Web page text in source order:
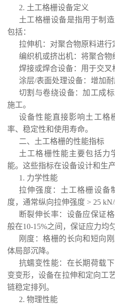
2. 土工格栅设备定义
土工格栅设备是指用于制
包括：
拉伸机：对聚合物原料进行
编织机或挤出机：将聚合物
焊接或焊合设备：用于交叉
涂层/表面处理设备：增加耐
切割与卷绕设备：加工成
施工。
设备性能直接影响土工格
率、稳定性和使用寿命。
二、土工格栅的性能指标
土工格栅性能主要包括力
能。这些指标在设备设计和生
1. 力学性能
拉伸强度：土工格栅设备
度，通常纵向拉伸强度 > 25 kN/
断裂伸长率：设备应保证
般在10-15%之间，保证应力均
刚度：格栅的长向和短向
体局部沉降。
抗蠕变性能：在长期荷载
变变形，设备在拉伸和定向工
链稳定排列。
2. 物理性能